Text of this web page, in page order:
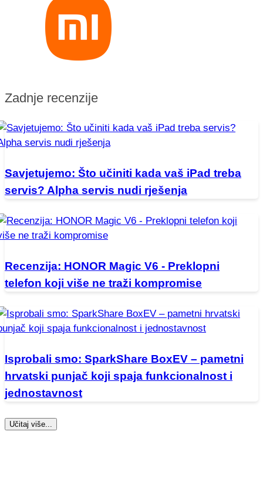
Zadnje recenzije
Savjetujemo: Što učiniti kada vaš iPad treba
servis? Alpha servis nudi rješenja
Recenzija: HONOR Magic V6 - Preklopni
telefon koji više ne traži kompromise
Isprobali smo: SparkShare BoxEV – pametni
hrvatski punjač koji spaja funkcionalnost i
jednostavnost
Učitaj više...